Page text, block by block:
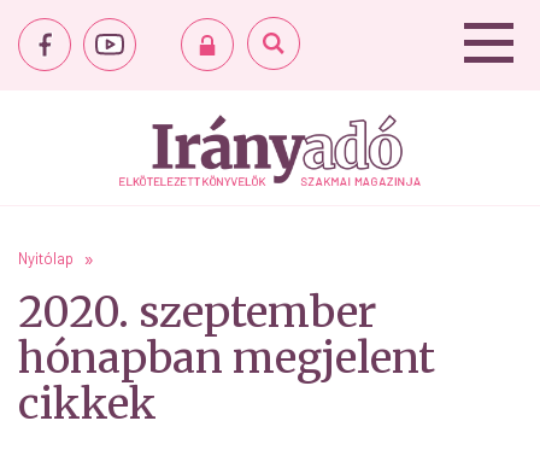
Nyitólap
2020. szeptember
hónapban megjelent
cikkek